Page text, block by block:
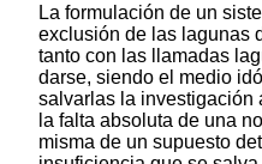
La formulación de un
exclusión de las lagunas
tanto con las llamadas
darse, siendo el medio
salvarlas la investigación
la falta absoluta de una
misma de un supuesto